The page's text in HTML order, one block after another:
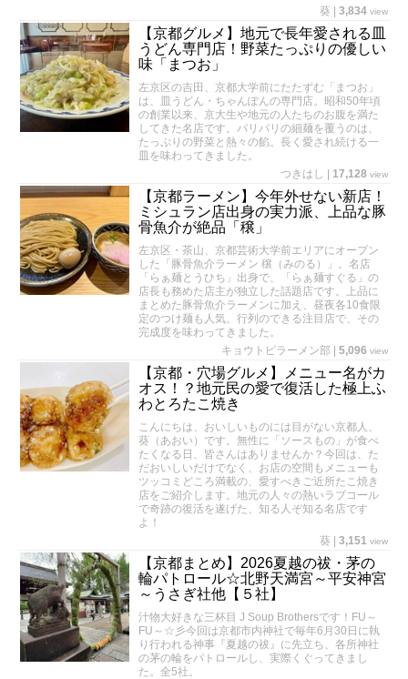
葵
3,834 view
【京都グルメ】地元で長年愛される皿
うどん専門店！野菜たっぷりの優しい
味「まつお」
左京区の吉田、京都大学前にたたずむ「まつお」
は、皿うどん・ちゃんぽんの専門店。昭和50年頃
の創業以来、京大生や地元の人たちのお腹を満た
してきた名店です。パリパリの細麺を覆うのは、
たっぷりの野菜と熱々の餡。長く愛され続ける一
皿を味わってきました。
つきはし
17,128 view
【京都ラーメン】今年外せない新店！
ミシュラン店出身の実力派、上品な豚
骨魚介が絶品「穣」
左京区・茶山、京都芸術大学前エリアにオープン
した「豚骨魚介ラーメン 穣（みのる）」。名店
「らぁ麺とうひち」出身で、「らぁ麺すぐる」の
店長も務めた店主が独立した話題店です。上品に
まとめた豚骨魚介ラーメンに加え、昼夜各10食限
定のつけ麺も人気。行列のできる注目店で、その
完成度を味わってきました。
キョウトピラーメン部
5,096 view
【京都・穴場グルメ】メニュー名がカ
オス！？地元民の愛で復活した極上ふ
わとろたこ焼き
こんにちは、おいしいものには目がない京都人、
葵（あおい）です。無性に「ソースもの」が食べ
たくなる日、皆さんはありませんか？今回は、た
だおいしいだけでなく、お店の空間もメニューも
ツッコミどころ満載の、愛すべきご近所たこ焼き
店をご紹介します。地元の人々の熱いラブコール
で奇跡の復活を遂げた、知る人ぞ知る名店です
よ！
葵
3,151 view
【京都まとめ】2026夏越の祓・茅の
輪パトロール☆北野天満宮～平安神宮
～うさぎ社他【５社】
汁物大好きな三杯目 J Soup Brothersです！FU～
FU～☆彡今回は京都市内神社で毎年6月30日に執
り行われる神事『夏越の祓』に先立ち、各所神社
の茅の輪をパトロールし、実際くぐってきまし
た。全5社。